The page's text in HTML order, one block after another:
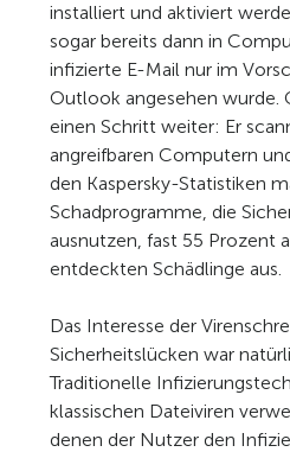
installiert und aktiviert
sogar bereits dann in
infizierte E-Mail nur im
Outlook angesehen wurde.
einen Schritt weiter: Er
angreifbaren Computern
den Kaspersky-Statistiken
Schadprogramme, die
ausnutzen, fast 55 Prozent
entdeckten Schädlinge aus.
Das Interesse der
Sicherheitslücken war
Traditionelle
klassischen Dateiviren
denen der Nutzer den